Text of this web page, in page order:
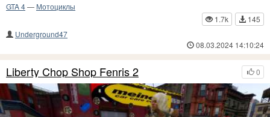
GTA 4— Мотоциклы
1.7k
145
Underground47
08.03.2024 14:10:24
0
Liberty Chop Shop Fenris 2